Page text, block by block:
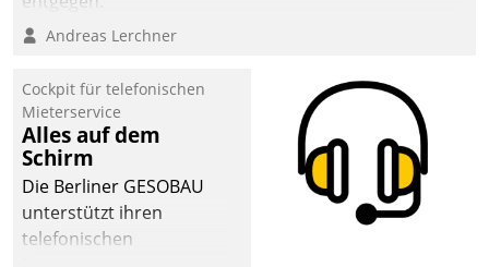
Andreas Lerchner
Cockpit für telefonischen
Mieterservice
Alles auf dem
Schirm
Die Berliner GESOBAU
unterstützt ihren
telefonischen